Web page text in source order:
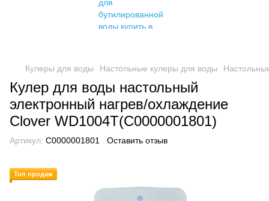
Кулеры для воды Настольные кулеры для воды
Кулер для воды настольный
электронный нагрев/охлаждение
Clover WD1004T(C0000001801)
Артикул: C0000001801 Оставить отзыв
Топ продаж